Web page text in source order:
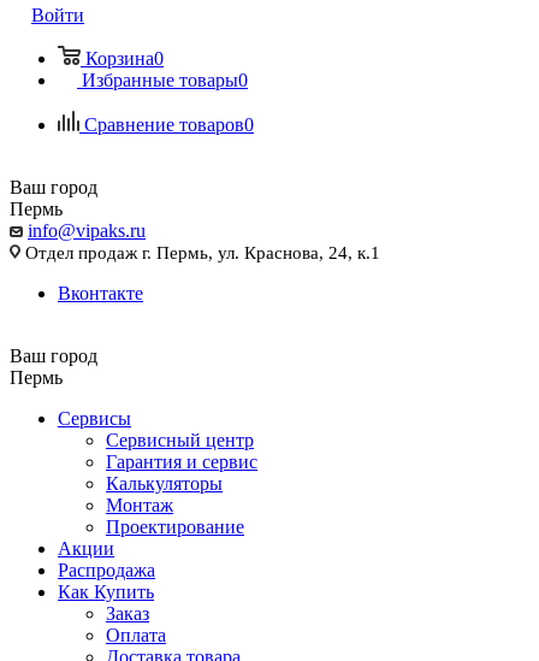
Войти
Корзина0
Избранные товары0
Сравнение товаров0
Ваш город
Пермь
info@vipaks.ru
Отдел продаж г. Пермь, ул. Краснова, 24, к.1
Вконтакте
Ваш город
Пермь
Сервисы
Сервисный центр
Гарантия и сервис
Калькуляторы
Монтаж
Проектирование
Акции
Распродажа
Как Купить
Заказ
Оплата
Доставка товара